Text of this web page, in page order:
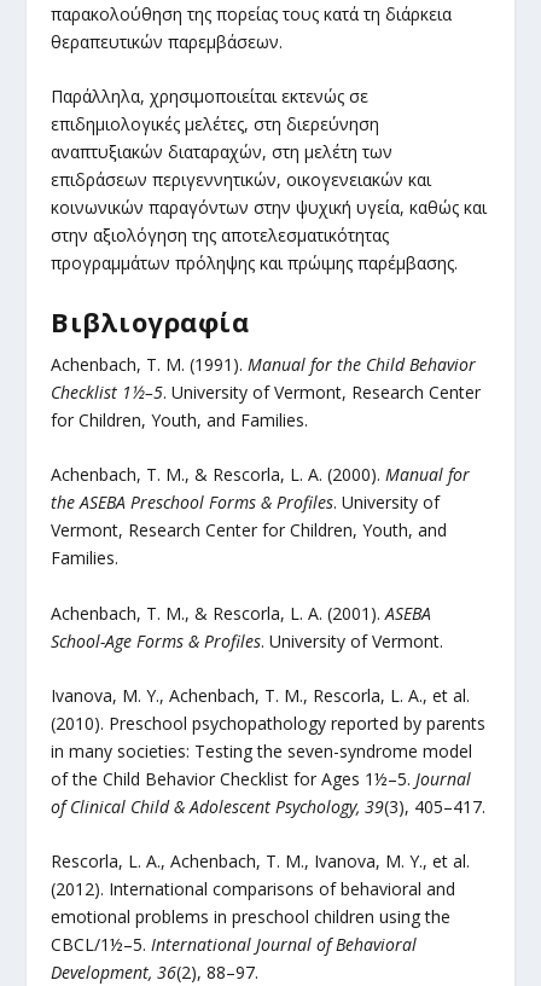
παρακολούθηση της πορείας τους κατά τη διάρκεια
θεραπευτικών παρεμβάσεων.
Παράλληλα, χρησιμοποιείται εκτενώς σε
επιδημιολογικές μελέτες, στη διερεύνηση
αναπτυξιακών διαταραχών, στη μελέτη των
επιδράσεων περιγεννητικών, οικογενειακών και
κοινωνικών παραγόντων στην ψυχική υγεία, καθώς και
στην αξιολόγηση της αποτελεσματικότητας
προγραμμάτων πρόληψης και πρώιμης παρέμβασης.
Βιβλιογραφία
Achenbach, T. M. (1991).Manual for the Child Behavior
Checklist 1½–5. University of Vermont, Research Center
for Children, Youth, and Families.
Achenbach, T. M., & Rescorla, L. A. (2000).Manual for
the ASEBA Preschool Forms & Profiles. University of
Vermont, Research Center for Children, Youth, and
Families.
Achenbach, T. M., & Rescorla, L. A. (2001).ASEBA
School-Age Forms & Profiles. University of Vermont.
Ivanova, M. Y., Achenbach, T. M., Rescorla, L. A., et al.
(2010). Preschool psychopathology reported by parents
in many societies: Testing the seven-syndrome model
of the Child Behavior Checklist for Ages 1½–5.Journal
of Clinical Child & Adolescent Psychology, 39(3), 405–417.
Rescorla, L. A., Achenbach, T. M., Ivanova, M. Y., et al.
(2012). International comparisons of behavioral and
emotional problems in preschool children using the
CBCL/1½–5.International Journal of Behavioral
Development, 36(2), 88–97.